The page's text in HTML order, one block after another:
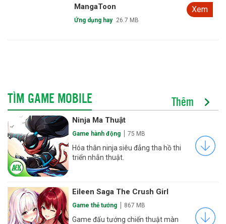
MangaToon
Ứng dụng hay 26.7 MB
Xem
TÌM GAME MOBILE Thêm
Ninja Ma Thuật
Game hành động 75 MB
Hóa thân ninja siêu đẳng tha hồ thi
triển nhẫn thuật.
Eileen Saga The Crush Girl
Game thẻ tướng 867 MB
Game đấu tướng chiến thuật màn